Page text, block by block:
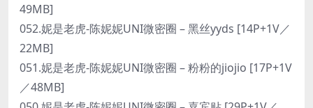
49MB]
052.妮是老虎-陈妮妮UNI微密圈 – 黑丝yyds [14P+1V／
22MB]
051.妮是老虎-陈妮妮UNI微密圈 – 粉粉的jiojio [17P+1V
／48MB]